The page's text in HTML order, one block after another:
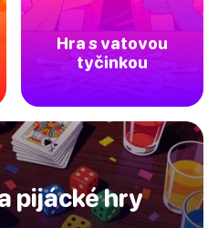
Hra s vatovou
tyčinkou
pijácké hry